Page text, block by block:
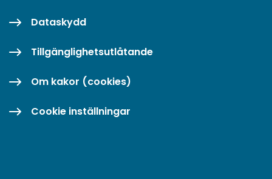
Dataskydd
Tillgänglighetsutlåtande
Om kakor (cookies)
Cookie inställningar